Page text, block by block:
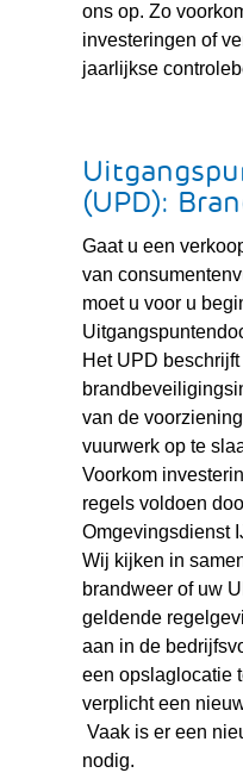
ons op. Zo
investeringen of
jaarlijkse
(UPD):
Gaat u een
van
moet u voor u
Het UPD
van de
vuurwerk op te
Voorkom
regels voldoen
Omgevingsdienst
Wij kijken in
brandweer of uw
geldende
aan in de
een opslaglocatie
verplicht een
Vaak is er een
nodig.